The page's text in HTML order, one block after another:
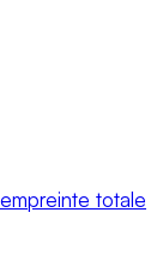
totale